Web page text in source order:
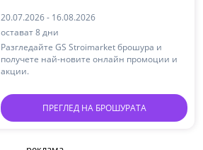
20.07.2026 - 16.08.2026
остават 8 дни
Разгледайте GS Stroimarket брошура и
получете най-новите онлайн промоции и
акции.
ПРЕГЛЕД НА БРОШУРАТА